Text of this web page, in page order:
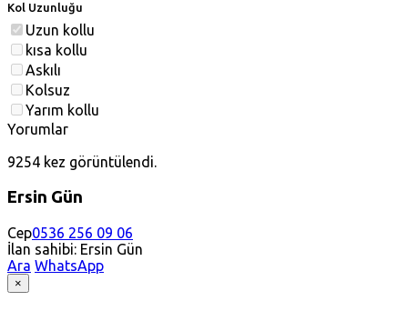
Kol Uzunluğu
Uzun kollu
kısa kollu
Askılı
Kolsuz
Yarım kollu
Yorumlar
9254 kez görüntülendi.
Ersin Gün
Cep0536 256 09 06
İlan sahibi: Ersin Gün
Ara WhatsApp
×